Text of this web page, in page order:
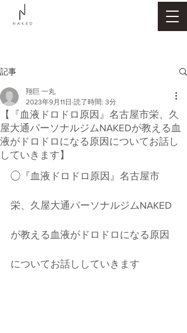
記事
【『血液ドロドロ原因』名古屋市栄、久
屋大通パーソナルジムNAKEDが教える血
液がドロドロになる原因についてお話し
していきます】
翔巨 一丸
2023年9月11日 読了時間: 3分
◯『血液ドロドロ原因』名古屋市
栄、久屋大通パーソナルジムNAKED
が教える血液がドロドロになる原因
についてお話ししていきます